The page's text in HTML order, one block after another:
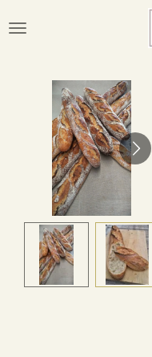
direct
hoofdinhoud